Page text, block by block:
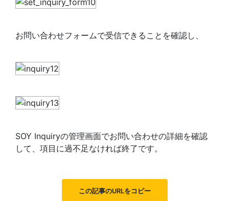
お問い合わせフォームで受信できることを確認し、
SOY Inquiryの管理画面でお問い合わせの詳細を確認
して、項目に過不足なければ終了です。
この記事のURLをコピー